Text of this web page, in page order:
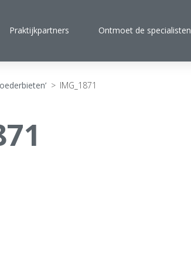
Praktijkpartners Ontmoet de specialisten
> IMG_1871